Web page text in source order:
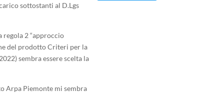
sottostanti al D.Lgs
regola 2 “approccio
del prodotto Criteri per la
sembra essere scelta la
Arpa Piemonte mi sembra